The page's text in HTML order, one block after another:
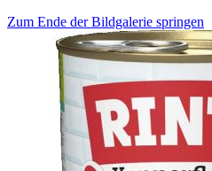
Zum Ende der Bildgalerie springen